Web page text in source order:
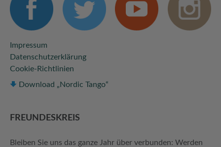
Impressum
Datenschutzerklärung
Cookie-Richtlinien
Download „Nordic Tango“
FREUNDES­KREIS
Bleiben Sie uns das ganze Jahr über verbunden: Werden